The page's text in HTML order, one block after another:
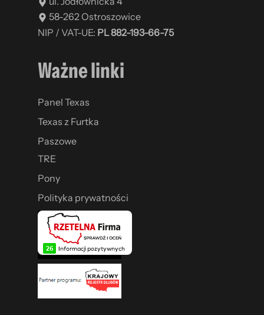
58-262 Ostroszowice
NIP / VAT-UE: PL 882-193-66-75
Ważne linki
Panel Texas
Texas z Furtka
Paszowe
TRE
Pony
Polityka prywatności